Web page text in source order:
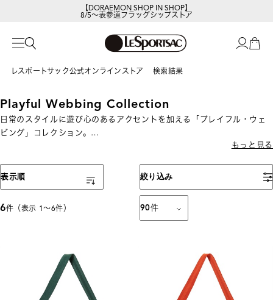
【DORAEMON SHOP IN SHOP】
8/5～表参道フラッグシップストア
レスポートサック公式オンラインストア 検索結果
Playful Webbing Collection
日常のスタイルに遊び心のあるアクセントを加える「プレイフル・ウェ
ビング」コレクション。
コントラストの効いた配色が印象的。2サイズのハンモックバッグとビッ
シーンまで幅広く活躍します。
もっと見る
絞り込み
6件（表示 1〜6件） 90件
表示順